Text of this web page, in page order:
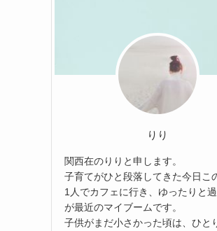
りり
関西在のりりと申します。
子育てがひと段落してきた今日こ
1人でカフェに行き、ゆったりと
が最近のマイブームです。
子供がまだ小さかった頃は、ひと